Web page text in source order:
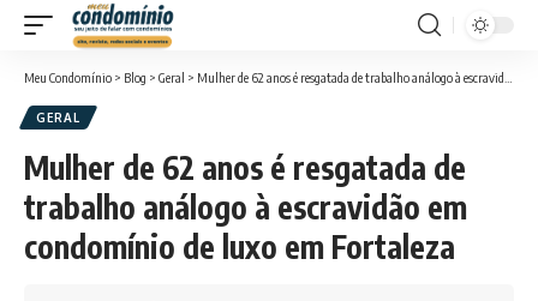
Meu Condomínio > Blog > Geral > Mulher de 62 anos é resgatada de trabalho análogo à escravidão em condomínio de luxo em Fortaleza
GERAL
Mulher de 62 anos é resgatada de
trabalho análogo à escravidão em
condomínio de luxo em Fortaleza